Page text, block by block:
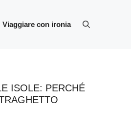
Viaggiare con ironia
ISOLE: PERCHÉ